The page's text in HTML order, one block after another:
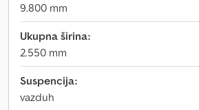
9.800 mm
Ukupna širina:
2.550 mm
Suspencija:
vazduh